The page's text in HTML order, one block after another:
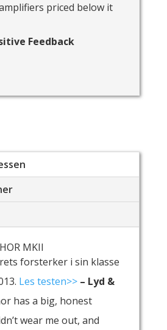
priced below it
Feedback
MKII
forsterker i sin klasse
Les testen>> – Lyd &
has a big, honest
wear me out, and